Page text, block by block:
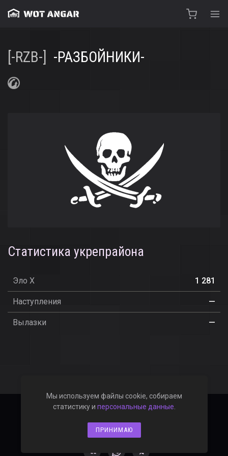
[-RZB-] -РАЗБОЙНИКИ-
Статистика укрепрайона
Эло X 1 281
Наступления —
Вылазки —
Политика конфиденциальности
Мы используем файлы cookie, собираем
статистику и персональные данные
ПРИНИМАЮ